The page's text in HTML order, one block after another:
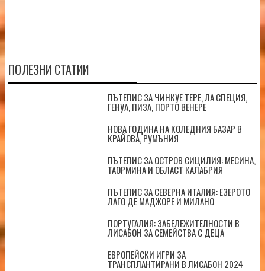
ПОЛЕЗНИ СТАТИИ
ПЪТЕПИС ЗА ЧИНКУЕ ТЕРЕ, ЛА СПЕЦИЯ,
ГЕНУА, ПИЗА, ПОРТО ВЕНЕРЕ
НОВА ГОДИНА НА КОЛЕДНИЯ БАЗАР В
КРАЙОВА, РУМЪНИЯ
ПЪТЕПИС ЗА ОСТРОВ СИЦИЛИЯ: МЕСИНА,
ТАОРМИНА И ОБЛАСТ КАЛАБРИЯ
ПЪТЕПИС ЗА СЕВЕРНА ИТАЛИЯ: ЕЗЕРОТО
ЛАГО ДЕ МАДЖОРЕ И МИЛАНО
ПОРТУГАЛИЯ: ЗАБЕЛЕЖИТЕЛНОСТИ В
ЛИСАБОН ЗА СЕМЕЙСТВА С ДЕЦА
ЕВРОПЕЙСКИ ИГРИ ЗА
ТРАНСПЛАНТИРАНИ В ЛИСАБОН 2024